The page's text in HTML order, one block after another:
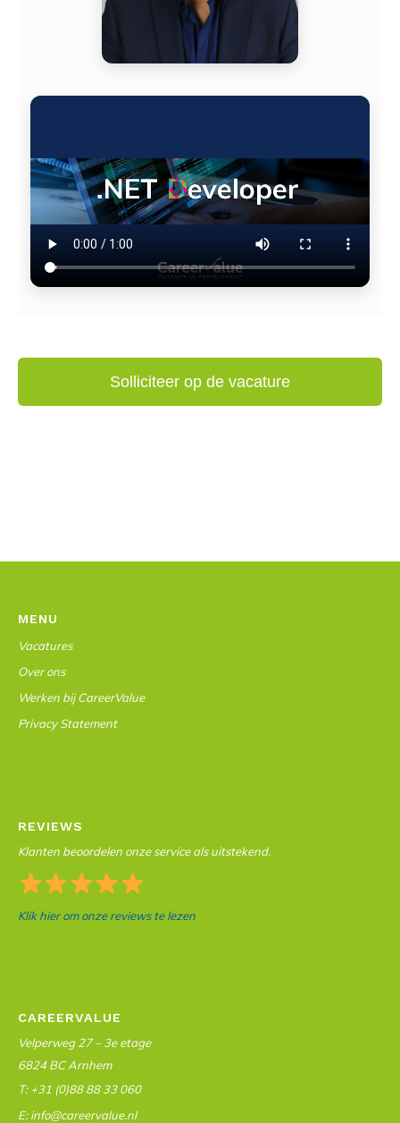
MENU
Vacatures
Over ons
Werken bij CareerValue
Privacy Statement
REVIEWS
Klanten beoordelen onze service als uitstekend.
Klik hier om onze reviews te lezen
CAREERVALUE
Velperweg 27 – 3e etage
6824 BC Arnhem
T: +31 (0)88 88 33 060
E: info@careervalue.nl